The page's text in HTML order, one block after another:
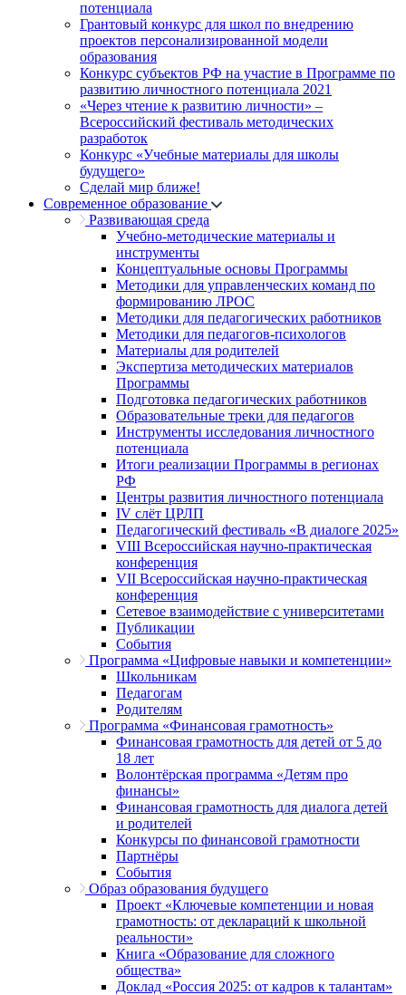
потенциала
Грантовый конкурс для школ по внедрению
проектов персонализированной модели
образования
Конкурс субъектов РФ на участие в Программе по
развитию личностного потенциала 2021
«Через чтение к развитию личности» –
Всероссийский фестиваль методических
разработок
Конкурс «Учебные материалы для школы
будущего»
Сделай мир ближе!
Современное образование
Развивающая среда
Учебно-методические материалы и
инструменты
Концептуальные основы Программы
Методики для управленческих команд по
формированию ЛРОС
Методики для педагогических работников
Методики для педагогов-психологов
Материалы для родителей
Экспертиза методических материалов
Программы
Подготовка педагогических работников
Образовательные треки для педагогов
Инструменты исследования личностного
потенциала
Итоги реализации Программы в регионах
РФ
Центры развития личностного потенциала
IV слёт ЦРЛП
Педагогический фестиваль «В диалоге 2025»
VIII Всероссийская научно-практическая
конференция
VII Всероссийская научно-практическая
конференция
Сетевое взаимодействие с университетами
Публикации
События
Программа «Цифровые навыки и компетенции»
Школьникам
Педагогам
Родителям
Программа «Финансовая грамотность»
Финансовая грамотность для детей от 5 до
18 лет
Волонтёрская программа «Детям про
финансы»
Финансовая грамотность для диалога детей
и родителей
Конкурсы по финансовой грамотности
Партнёры
События
Образ образования будущего
Проект «Ключевые компетенции и новая
грамотность: от деклараций к школьной
реальности»
Книга «Образование для сложного
общества»
Доклад «Россия 2025: от кадров к талантам»